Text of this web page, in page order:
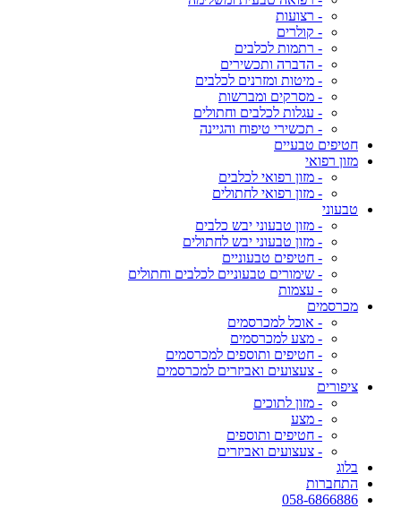
- רצועות
- קולרים
- רתמות לכלבים
- הדברה ותכשירים
- מיטות ומזרנים לכלבים
- מסרקים ומברשות
- עגלות לכלבים וחתולים
- תכשירי טיפוח והגיינה
חטיפים טבעיים
מזון רפואי
- מזון רפואי לכלבים
- מזון רפואי לחתולים
טבעוני
- מזון טבעוני יבש כלבים
- מזון טבעוני יבש לחתולים
- חטיפים טבעוניים
- שימורים טבעוניים לכלבים וחתולים
- עצמות
מכרסמים
- אוכל למכרסמים
- מצע למכרסמים
- חטיפים ותוספים למכרסמים
- צעצועים ואביזרים למכרסמים
ציפורים
- מזון לתוכים
- מצע
- חטיפים ותוספים
- צעצועים ואביזרים
בלוג
התחברות
058-6866886